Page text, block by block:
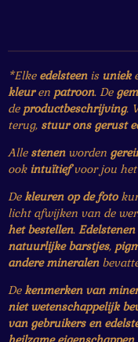
*Elke edelsteenis uniek
kleuren patroon. De
de productbeschrijving.
terug, stuur ons gerust
Alle stenenworden
ook intuïtiefvoor jou het
Dekleuren op de foto
licht afwijken van de
het bestellen. Edelstenen
natuurlijke barstjes,
andere mineralen
Dekenmerken van
niet wetenschappelijk
van gebruikers en